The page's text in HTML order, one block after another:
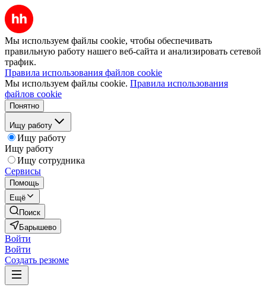
Мы используем файлы cookie, чтобы обеспечивать
правильную работу нашего веб-сайта и анализировать сетевой
трафик.
Правила использования файлов cookie
Мы используем файлы cookie. Правила использования
файлов cookie
Понятно
Ищу работу
Ищу работу
Ищу работу
Ищу сотрудника
Сервисы
Помощь
Ещё
Поиск
Барышево
Войти
Войти
Создать резюме